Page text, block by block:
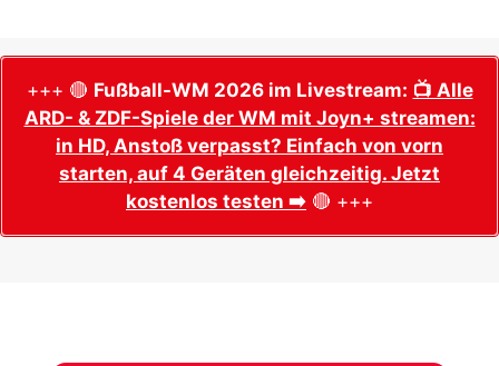
+++ 🔴 Fußball-WM 2026 im Livestream: 📺 Alle
ARD- & ZDF-Spiele der WM mit Joyn+ streamen:
in HD, Anstoß verpasst? Einfach von vorn
starten, auf 4 Geräten gleichzeitig. Jetzt
kostenlos testen ➡️ 🔴 +++